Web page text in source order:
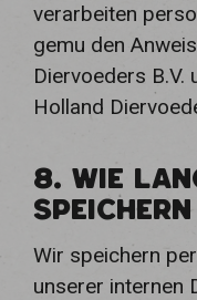
verarbeiten
gemu den
Diervoeders
Holland
8. WIE
SPEICHERN
Wir speichern
unserer internen